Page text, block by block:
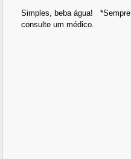
Simples, beba água! *Sempre
consulte um médico.